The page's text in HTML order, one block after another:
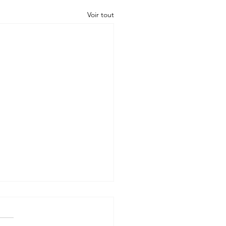
Voir tout